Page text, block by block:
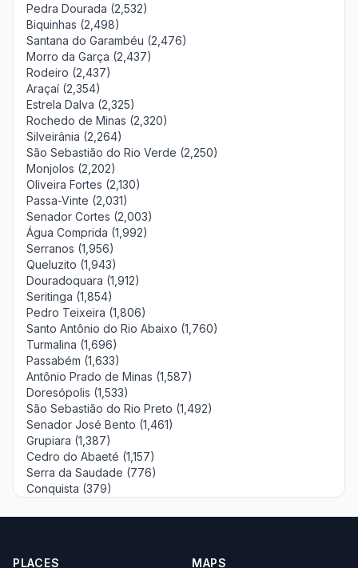
Pedra Dourada (2,532)
Biquinhas (2,498)
Santana do Garambéu (2,476)
Morro da Garça (2,437)
Rodeiro (2,437)
Araçaí (2,354)
Estrela Dalva (2,325)
Rochedo de Minas (2,320)
Silveirânia (2,264)
São Sebastião do Rio Verde (2,250)
Monjolos (2,202)
Oliveira Fortes (2,130)
Passa-Vinte (2,031)
Senador Cortes (2,003)
Água Comprida (1,992)
Serranos (1,956)
Queluzito (1,943)
Douradoquara (1,912)
Seritinga (1,854)
Pedro Teixeira (1,806)
Santo Antônio do Rio Abaixo (1,760)
Turmalina (1,696)
Passabém (1,633)
Antônio Prado de Minas (1,587)
Doresópolis (1,533)
São Sebastião do Rio Preto (1,492)
Senador José Bento (1,461)
Grupiara (1,387)
Cedro do Abaeté (1,157)
Serra da Saudade (776)
Conquista (379)
PLACES MAPS